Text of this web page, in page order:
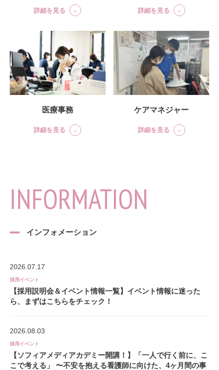
詳細を見る 詳細を見る
医療事務
詳細を見る
ケアマネジャー
詳細を見る
INFORMATION
インフォメーション
2026.07.17
採用イベント
【採用説明会＆イベント情報一覧】イベント情報に迷った
ら、まずはこちらをチェック！
2026.08.03
採用イベント
【ソフィアメディアカデミー開講！】「一人で行く前に、こ
こで考える」 〜不安を抱える看護師に向けた、4ヶ月間の事